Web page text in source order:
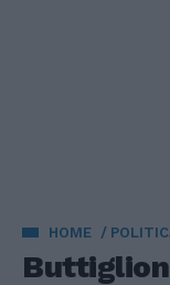
HOME